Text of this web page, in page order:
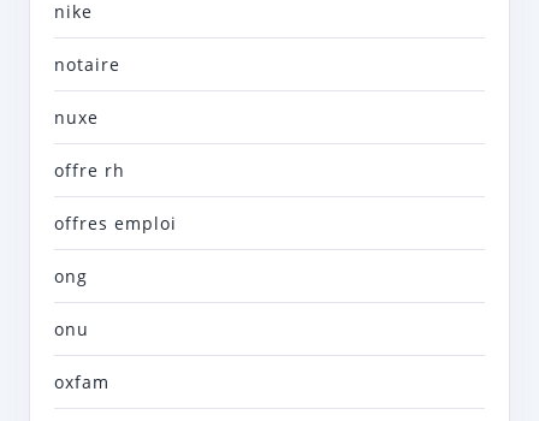
nike
notaire
nuxe
offre rh
offres emploi
ong
onu
oxfam